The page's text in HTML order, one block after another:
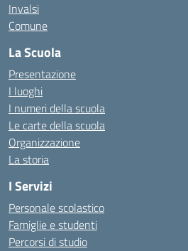
Invalsi
Comune
La Scuola
Presentazione
I luoghi
I numeri della scuola
Le carte della scuola
Organizzazione
La storia
I Servizi
Personale scolastico
Famiglie e studenti
Percorsi di studio